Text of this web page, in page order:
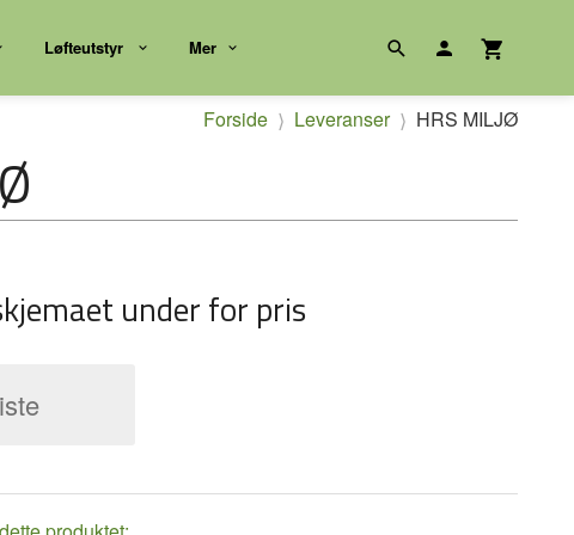
Løfteutstyr Mer
Forside Leveranser HRS MILJØ
under for pris